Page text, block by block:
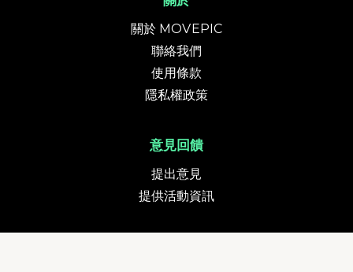
關於 MOVEPIC
聯絡我們
使用條款
隱私權政策
意見回饋
提出意見
提供活動資訊